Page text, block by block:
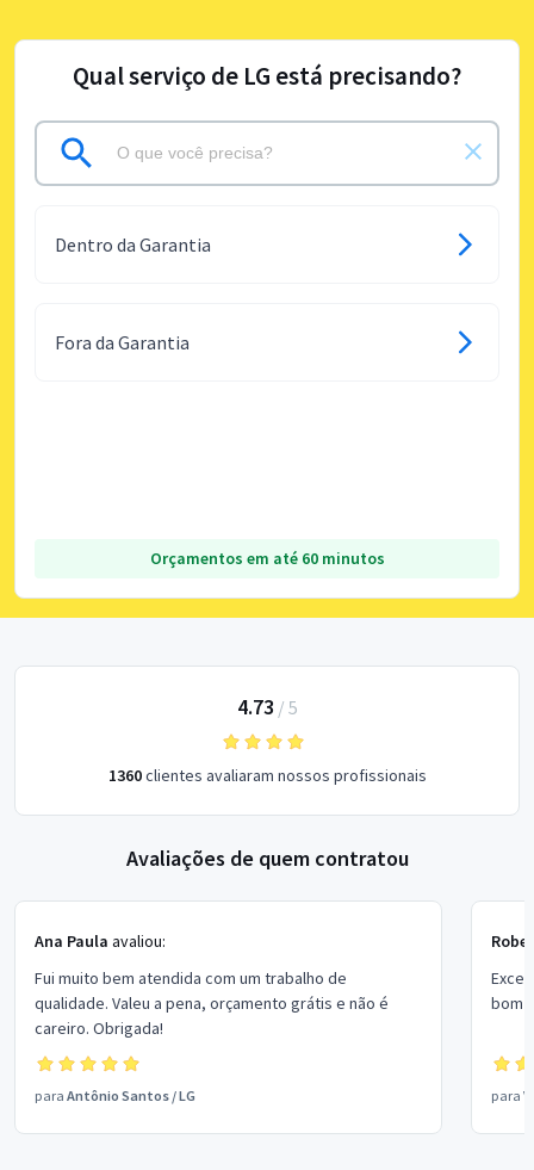
Qual serviço de LG está precisando?
Dentro da Garantia
Fora da Garantia
Orçamentos em até 60 minutos
4.73 / 5
1360clientes avaliaram nossos profissionais
Avaliações de quem contratou
Ana Paula avaliou:
Fui muito bem atendida com um trabalho de
qualidade. Valeu a pena, orçamento grátis e não é
careiro. Obrigada!
para Antônio Santos /LG
bom
para